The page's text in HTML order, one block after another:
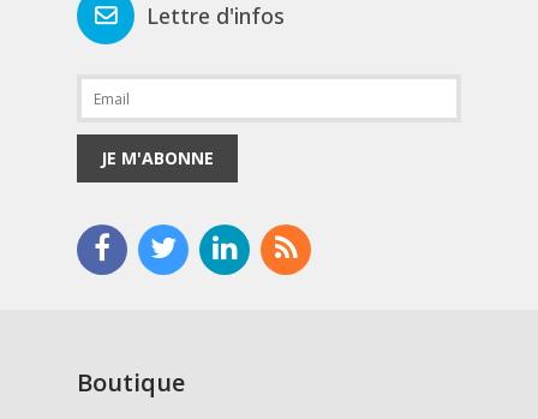
Lettre d'infos
JE M'ABONNE
Boutique